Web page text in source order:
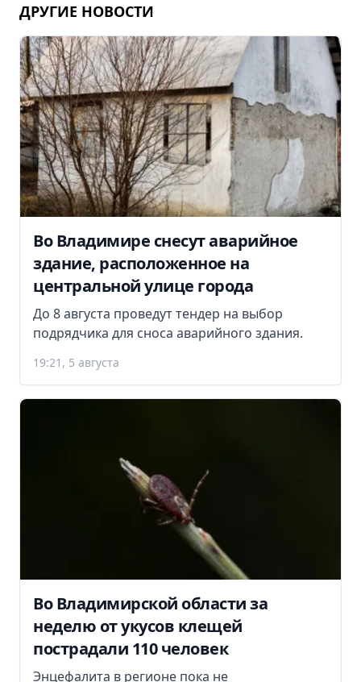
ДРУГИЕ НОВОСТИ
Во Владимире снесут аварийное
здание, расположенное на
центральной улице города
До 8 августа проведут тендер на выбор
подрядчика для сноса аварийного здания.
19:21, 5 августа
Во Владимирской области за
неделю от укусов клещей
пострадали 110 человек
Энцефалита в регионе пока не